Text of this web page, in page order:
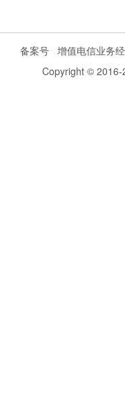
备案号 增值电信业务
Copyright © 2016-